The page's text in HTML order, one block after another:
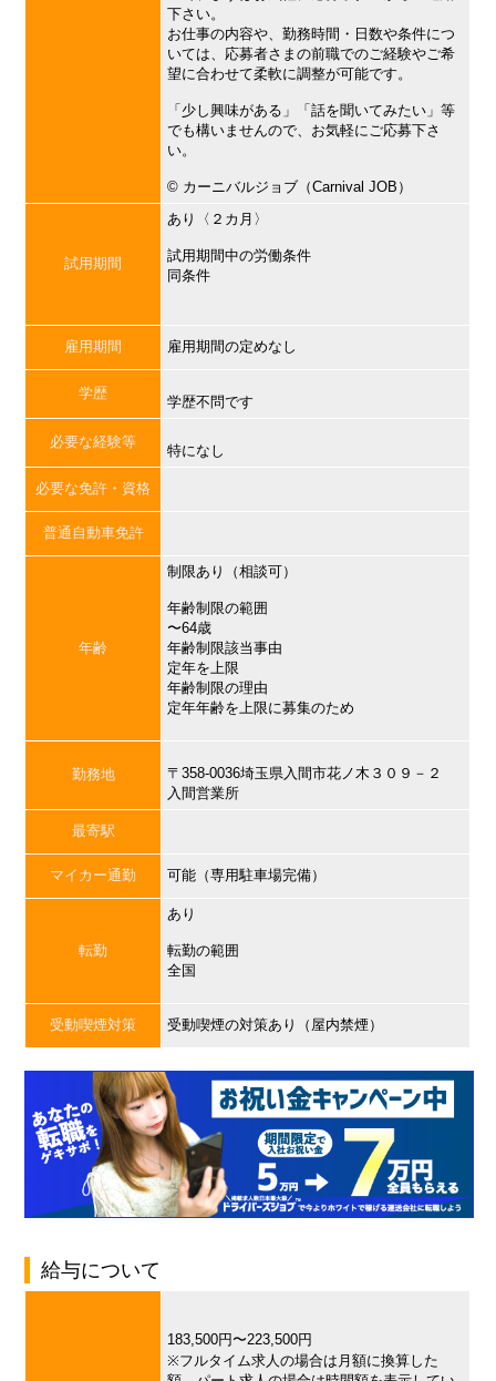
下さい。
お仕事の内容や、勤務時間・日数や条件につ
いては、応募者さまの前職でのご経験やご希
望に合わせて柔軟に調整が可能です。
「少し興味がある」「話を聞いてみたい」等
でも構いませんので、お気軽にご応募下さ
い。
©︎ カーニバルジョブ（Carnival JOB）
試用期間
あり〈２カ月〉
試用期間中の労働条件
同条件
雇用期間 雇用期間の定めなし
学歴
学歴不問です
必要な経験等
特になし
必要な免許・資格
普通自動車免許
年齢
制限あり（相談可）
年齢制限の範囲
〜64歳
年齢制限該当事由
定年を上限
年齢制限の理由
定年年齢を上限に募集のため
勤務地
〒358-0036埼玉県入間市花ノ木３０９－２
入間営業所
最寄駅
マイカー通勤 可能（専用駐車場完備）
転勤
あり
転勤の範囲
全国
受動喫煙対策 受動喫煙の対策あり（屋内禁煙）
給与について
183,500円〜223,500円
※フルタイム求人の場合は月額に換算した